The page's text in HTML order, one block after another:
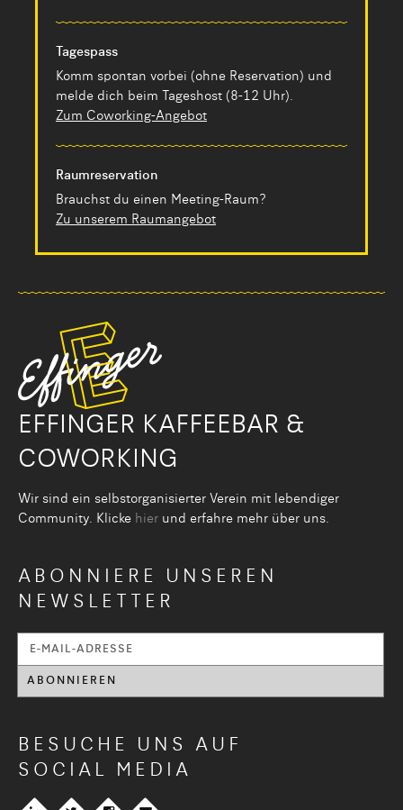
EFFINGER KAFFEEBAR &
COWORKING
Wir sind ein selbstorganisier­ter Verein mit lebendiger
Community. Klicke hier und erfahre mehr über uns.
ABONNIERE UNSEREN
NEWSLETTER
BESUCHE UNS AUF
SOCIAL MEDIA
Tagespass
Komm spontan vorbei (ohne Reservation) und
melde dich beim Tageshost (8-12 Uhr).
Zum Coworking-Angebot
Raumreservation
Brauchst du einen Meeting-Raum?
Zu unserem Raumangebot